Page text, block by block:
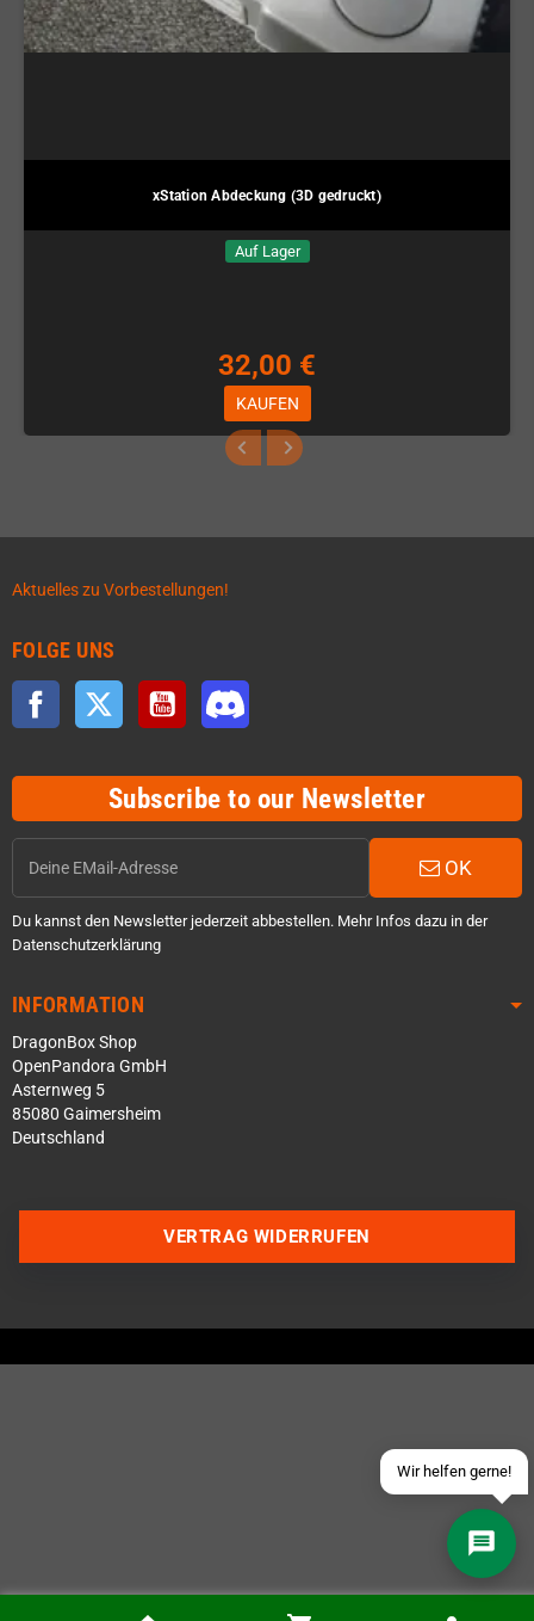
xStation Abdeckung (3D gedruckt)
Auf Lager
32,00 €
KAUFEN
Aktuelles zu Vorbestellungen!
FOLGE UNS
Facebook Twitter YouTube
Subscribe to our Newsletter
OK
Du kannst den Newsletter jederzeit abbestellen. Mehr Infos dazu in der
Datenschutzerklärung
INFORMATION
DragonBox Shop
OpenPandora GmbH
Asternweg 5
85080 Gaimersheim
Deutschland
Wir helfen gerne!
Über WhatsApp schreiben
Schick uns eine eMail
VERTRAG WIDERRUFEN